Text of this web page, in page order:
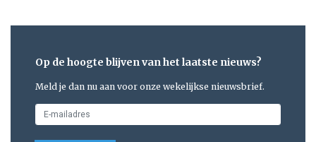
Op de hoogte blijven van het laatste nieuws?
Meld je dan nu aan voor onze wekelijkse nieuwsbrief.